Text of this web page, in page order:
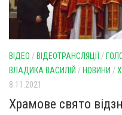
ВІДЕО /ВІДЕОТРАНСЛЯЦІЇ /
ВЛАДИКА ВАСИЛІЙ /НОВИНИ /
8.11.2021
Храмове свято